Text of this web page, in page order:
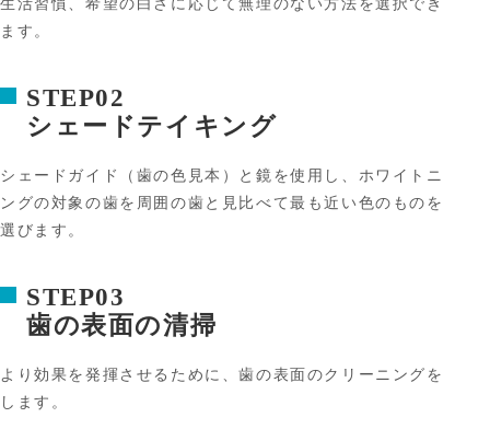
生活習慣、希望の白さに応じて無理のない方法を選択でき
ます。
STEP02
シェードテイキング
シェードガイド（歯の色見本）と鏡を使用し、ホワイトニ
ングの対象の歯を周囲の歯と見比べて最も近い色のものを
選びます。
STEP03
歯の表面の清掃
より効果を発揮させるために、歯の表面のクリーニングを
します。